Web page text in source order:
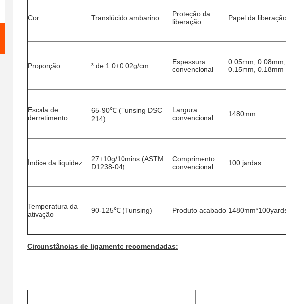
Cor Translúcido ambarino
Proteção da
liberação
Papel da
Proporção ³ de 1.0±0.02g/cm
Espessura
convencional
0.05mm,
0.15mm, 0.18mm
Escala de
derretimento
65-90℃ (Tunsing DSC
214)
Largura
convencional
1480mm
Índice da liquidez
27±10g/10mins (ASTM
D1238-04)
Comprimento
convencional
100 jardas
Temperatura da
ativação
90-125℃ (Tunsing) Produto acabado
Circunstâncias de ligamento recomendadas: